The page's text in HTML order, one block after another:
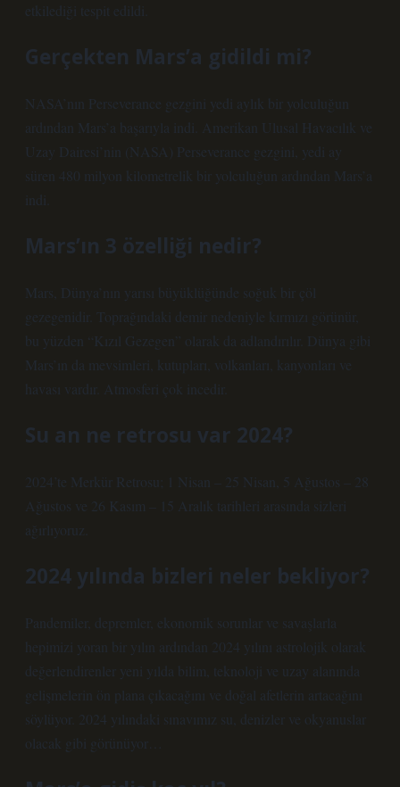
etkilediği tespit edildi.
Gerçekten Mars’a gidildi mi?
NASA’nın Perseverance gezgini yedi aylık bir yolculuğun
ardından Mars’a başarıyla indi. Amerikan Ulusal Havacılık ve
Uzay Dairesi’nin (NASA) Perseverance gezgini, yedi ay
süren 480 milyon kilometrelik bir yolculuğun ardından Mars’a
indi.
Mars’ın 3 özelliği nedir?
Mars, Dünya’nın yarısı büyüklüğünde soğuk bir çöl
gezegenidir. Toprağındaki demir nedeniyle kırmızı görünür,
bu yüzden “Kızıl Gezegen” olarak da adlandırılır. Dünya gibi
Mars’ın da mevsimleri, kutupları, volkanları, kanyonları ve
havası vardır. Atmosferi çok incedir.
Su an ne retrosu var 2024?
2024’te Merkür Retrosu; 1 Nisan – 25 Nisan, 5 Ağustos – 28
Ağustos ve 26 Kasım – 15 Aralık tarihleri ​​arasında sizleri
ağırlıyoruz.
2024 yılında bizleri neler bekliyor?
Pandemiler, depremler, ekonomik sorunlar ve savaşlarla
hepimizi yoran bir yılın ardından 2024 yılını astrolojik olarak
değerlendirenler yeni yılda bilim, teknoloji ve uzay alanında
gelişmelerin ön plana çıkacağını ve doğal afetlerin artacağını
söylüyor. 2024 yılındaki sınavımız su, denizler ve okyanuslar
olacak gibi görünüyor…